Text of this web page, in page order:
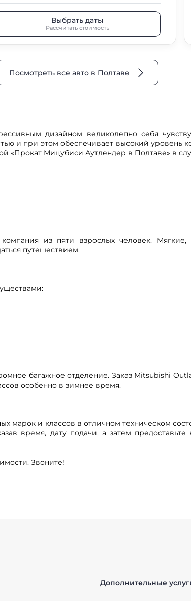
Выбрать даты
Рассчитать стоимость
Посмотреть все авто в Полтаве
дизайном великолепно себя
и при этом обеспечивает высокий уровень
«Прокат Мицубиси Аутлендер в Полтаве» в
из пяти взрослых человек. Мягкие,
путешествием.
багажное отделение. Заказ Mitsubishi
особенно в зимнее время.
марок и классов в отличном техническом
время, дату подачи, а затем
Звоните!
Дополнительные